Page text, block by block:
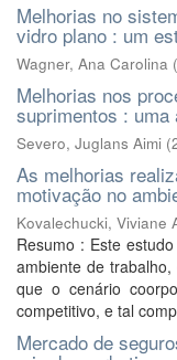
Melhorias no
vidro plano : um
Wagner, Ana Carolina (
Melhorias nos
suprimentos : uma
Severo, Juglans Aimi (
As melhorias
motivação no
Kovalechucki, Viviane
Resumo : Este
ambiente de
que o cenário
competitivo, e tal
Mercado de